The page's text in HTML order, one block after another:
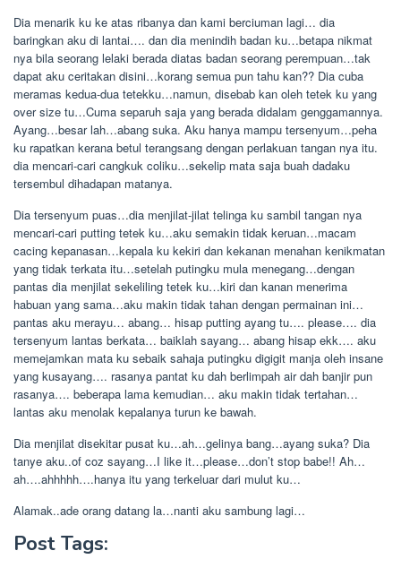
Dia menarik ku ke atas ribanya dan kami berciuman lagi… dia
baringkan aku di lantai…. dan dia menindih badan ku…betapa nikmat
nya bila seorang lelaki berada diatas badan seorang perempuan…tak
dapat aku ceritakan disini…korang semua pun tahu kan?? Dia cuba
meramas kedua-dua tetekku…namun, disebab kan oleh tetek ku yang
over size tu…Cuma separuh saja yang berada didalam genggamannya.
Ayang…besar lah…abang suka. Aku hanya mampu tersenyum…peha
ku rapatkan kerana betul terangsang dengan perlakuan tangan nya itu.
dia mencari-cari cangkuk coliku…sekelip mata saja buah dadaku
tersembul dihadapan matanya.
Dia tersenyum puas…dia menjilat-jilat telinga ku sambil tangan nya
mencari-cari putting tetek ku…aku semakin tidak keruan…macam
cacing kepanasan…kepala ku kekiri dan kekanan menahan kenikmatan
yang tidak terkata itu…setelah putingku mula menegang…dengan
pantas dia menjilat sekeliling tetek ku…kiri dan kanan menerima
habuan yang sama…aku makin tidak tahan dengan permainan ini…
pantas aku merayu… abang… hisap putting ayang tu…. please…. dia
tersenyum lantas berkata… baiklah sayang… abang hisap ekk…. aku
memejamkan mata ku sebaik sahaja putingku digigit manja oleh insane
yang kusayang…. rasanya pantat ku dah berlimpah air dah banjir pun
rasanya…. beberapa lama kemudian… aku makin tidak tertahan…
lantas aku menolak kepalanya turun ke bawah.
Dia menjilat disekitar pusat ku…ah…gelinya bang…ayang suka? Dia
tanye aku..of coz sayang…I like it…please…don’t stop babe!! Ah…
ah….ahhhhh….hanya itu yang terkeluar dari mulut ku…
Alamak..ade orang datang la…nanti aku sambung lagi…
Post Tags: